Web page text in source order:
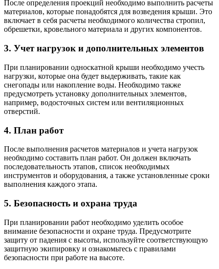
После определения проекций необходимо выполнить расчеты
материалов, которые понадобятся для возведения крыши. Это
включает в себя расчеты необходимого количества стропил,
обрешетки, кровельного материала и других компонентов.
3. Учет нагрузок и дополнительных элементов
При планировании односкатной крыши необходимо учесть
нагрузки, которые она будет выдерживать, такие как
снегопады или накопление воды. Необходимо также
предусмотреть установку дополнительных элементов,
например, водосточных систем или вентиляционных
отверстий.
4. План работ
После выполнения расчетов материалов и учета нагрузок
необходимо составить план работ. Он должен включать
последовательность этапов, список необходимых
инструментов и оборудования, а также установленные сроки
выполнения каждого этапа.
5. Безопасность и охрана труда
При планировании работ необходимо уделить особое
внимание безопасности и охране труда. Предусмотрите
защиту от падения с высоты, используйте соответствующую
защитную экипировку и ознакомьтесь с правилами
безопасности при работе на высоте.